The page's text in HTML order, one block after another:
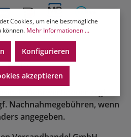
Nachnahmegebühren, wenn
angegeben.
Cookies, um eine bestmögliche
können. Mehr Informationen ...
Konfigurieren
akzeptieren